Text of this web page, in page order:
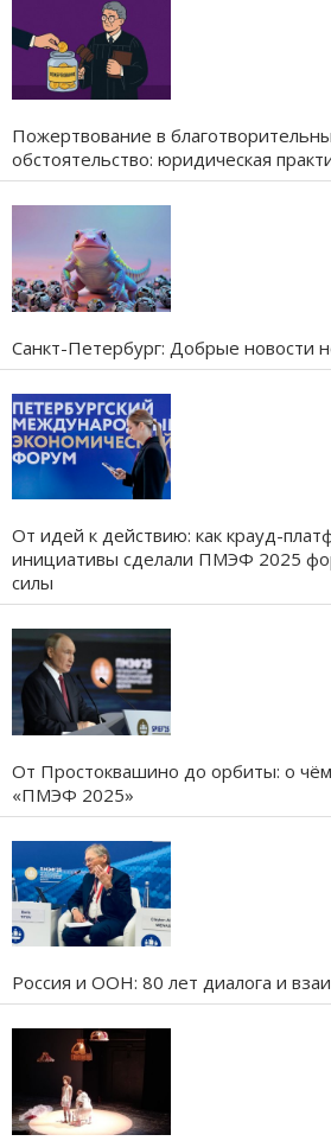
Пожертвование в
обстоятельство: юридическая
Санкт-Петербург: Добрые новости
От идей к действию: как крауд-
инициативы сделали ПМЭФ 2025
силы
От Простоквашино до орбиты: о чём
«ПМЭФ 2025»
Россия и ООН: 80 лет диалога и